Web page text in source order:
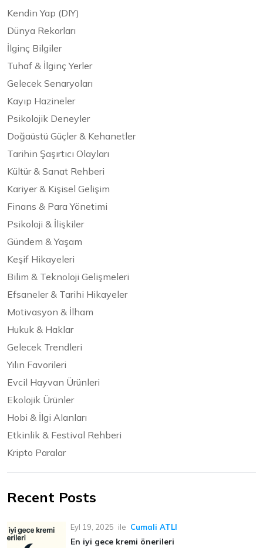
Kendin Yap (DIY)
Dünya Rekorları
İlginç Bilgiler
Tuhaf & İlginç Yerler
Gelecek Senaryoları
Kayıp Hazineler
Psikolojik Deneyler
Doğaüstü Güçler & Kehanetler
Tarihin Şaşırtıcı Olayları
Kültür & Sanat Rehberi
Kariyer & Kişisel Gelişim
Finans & Para Yönetimi
Psikoloji & İlişkiler
Gündem & Yaşam
Keşif Hikayeleri
Bilim & Teknoloji Gelişmeleri
Efsaneler & Tarihi Hikayeler
Motivasyon & İlham
Hukuk & Haklar
Gelecek Trendleri
Yılın Favorileri
Evcil Hayvan Ürünleri
Ekolojik Ürünler
Hobi & İlgi Alanları
Etkinlik & Festival Rehberi
Kripto Paralar
Recent Posts
Eyl 19, 2025 ile Cumali ATLI
En iyi gece kremi önerileri